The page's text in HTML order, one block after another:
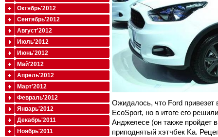
Ожидалось, что Ford
EcoSport, но в итоге его
Анджелесе (он также пройдет
приподнятый хэтчбек Ka.
Октябрь'2012
Сентябрь'2012
Август'2012
Июль'2012
Июнь'2012
Май'2012
Апрель'2012
Март'2012
Февраль'2012
Январь'2012
Декабрь'2011
Ноябрь'2011